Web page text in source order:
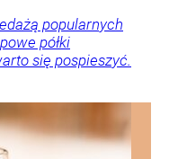
popularnych
półki
się pospieszyć.